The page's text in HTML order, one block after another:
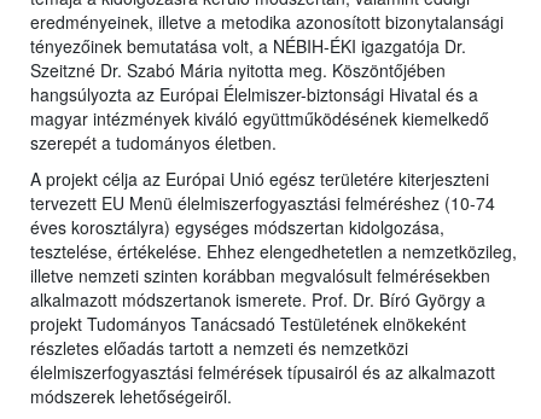
eredményeinek, illetve a metodika azonosított bizonytalansági
tényezőinek bemutatása volt, a NÉBIH-ÉKI igazgatója Dr.
Szeitzné Dr. Szabó Mária nyitotta meg. Köszöntőjében
hangsúlyozta az Európai Élelmiszer-biztonsági Hivatal és a
magyar intézmények kiváló együttműködésének kiemelkedő
szerepét a tudományos életben.
A projekt célja az Európai Unió egész területére kiterjeszteni
tervezett EU Menü élelmiszerfogyasztási felméréshez (10-74
éves korosztályra) egységes módszertan kidolgozása,
tesztelése, értékelése. Ehhez elengedhetetlen a nemzetközileg,
illetve nemzeti szinten korábban megvalósult felmérésekben
alkalmazott módszertanok ismerete. Prof. Dr. Bíró György a
projekt Tudományos Tanácsadó Testületének elnökeként
részletes előadás tartott a nemzeti és nemzetközi
élelmiszerfogyasztási felmérések típusairól és az alkalmazott
módszerek lehetőségeiről.